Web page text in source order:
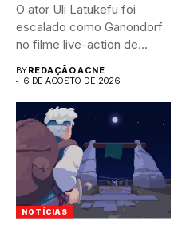
O ator Uli Latukefu foi
escalado como Ganondorf
no filme live-action de...
BYREDAÇÃO ACNE
6 DE AGOSTO DE 2026
NOTÍCIAS